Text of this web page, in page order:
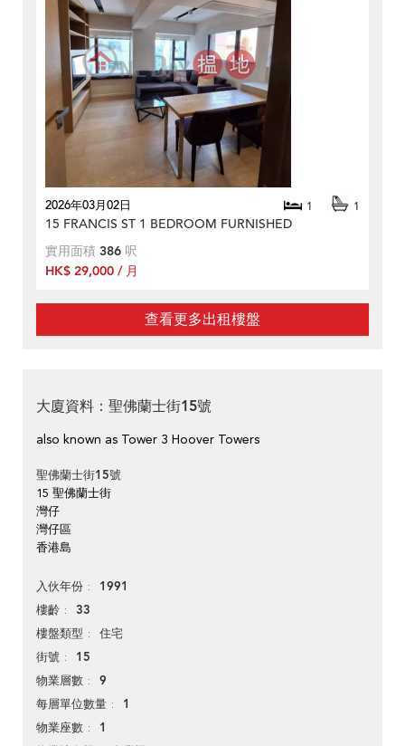
2026年03月02日 1 1
15 FRANCIS ST 1 BEDROOM FURNISHED
實用面積 386 呎
HK$ 29,000 / 月
查看更多出租樓盤
大廈資料：聖佛蘭士街15號
also known as Tower 3 Hoover Towers
聖佛蘭士街15號
15 聖佛蘭士街
灣仔
灣仔區
香港島
入伙年份 1991
樓齡 33
樓盤類型 住宅
街號 15
物業層數 9
每層單位數量 1
物業座數 1